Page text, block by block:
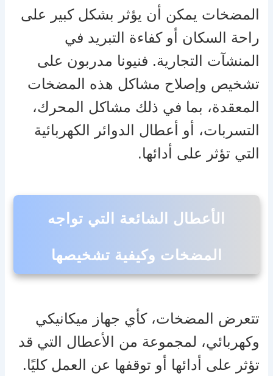
المضخات يمكن أن يؤثر بشكل كبير على
راحة السكان أو كفاءة التبريد في
المنشآت التجارية. فنيونا مدربون على
تشخيص وإصلاح مشاكل هذه المضخات
المعقدة، بما في ذلك مشاكل المحرك،
التسربات، أو أعطال الدوائر الكهربائية
التي تؤثر على أدائها.
الأعطال الشائعة التي تواجه
المضخات وكيفية تشخيصها
تتعرض المضخات، كأي جهاز ميكانيكي
وكهربائي، لمجموعة من الأعطال التي قد
تؤثر على أدائها أو توقفها عن العمل كليًا.